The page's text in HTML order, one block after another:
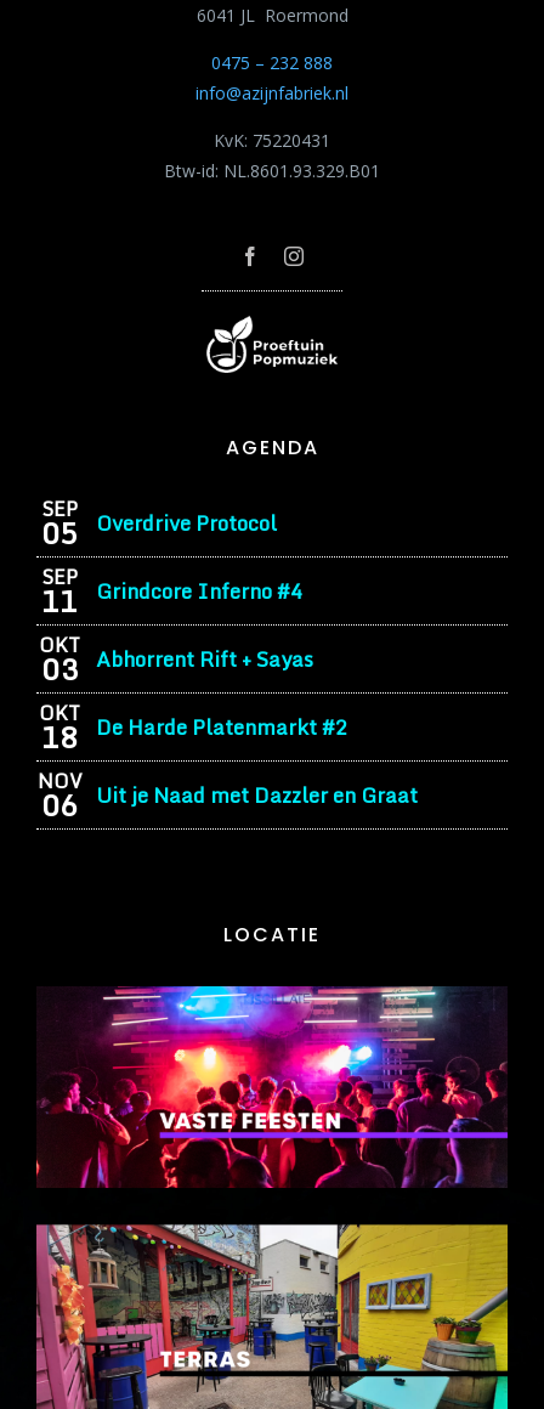
AGENDA
SEP
05 Overdrive Protocol
SEP
11 Grindcore Inferno #4
OKT
03 Abhorrent Rift + Sayas
OKT
18 De Harde Platenmarkt #2
NOV
06 Uit je Naad met Dazzler en Graat
6041 JL Roermond
0475 – 232 888
info@azijnfabriek.nl
KvK: 75220431
Btw-id: NL.8601.93.329.B01
LOCATIE